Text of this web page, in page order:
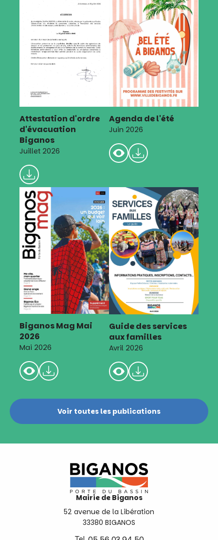
Attestation d'ordre
d'évacuation
Biganos
Juillet 2026
Agenda de l'été
Juin 2026
Biganos Mag Mai
2026
Mai 2026
Guide des services
aux familles
Avril 2026
Voir toutes les publications
Mairie de Biganos
52 avenue de la Libération
33380 BIGANOS